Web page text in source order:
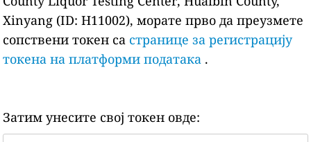
Xinyang (ID: H11002), морате прво да преузмете
сопствени токен са странице за регистрацију
токена на платформи података .
Затим унесите свој токен овде: